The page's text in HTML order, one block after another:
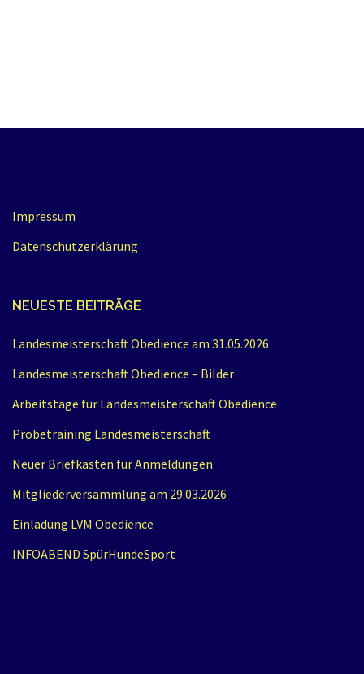
Impressum
Datenschutzerklärung
NEUESTE BEITRÄGE
Landesmeisterschaft Obedience am 31.05.2026
Landesmeisterschaft Obedience – Bilder
Arbeitstage für Landesmeisterschaft Obedience
Probetraining Landesmeisterschaft
Neuer Briefkasten für Anmeldungen
Mitgliederversammlung am 29.03.2026
Einladung LVM Obedience
INFOABEND SpürHundeSport